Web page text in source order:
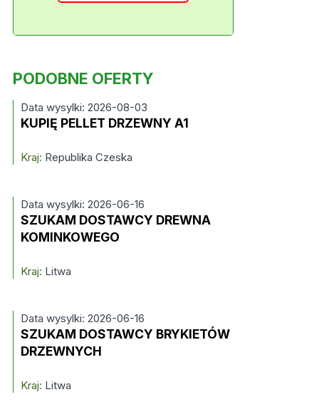
PODOBNE OFERTY
Data wysylki: 2026-08-03
KUPIĘ PELLET DRZEWNY A1
Kraj: Republika Czeska
Data wysylki: 2026-06-16
SZUKAM DOSTAWCY DREWNA
KOMINKOWEGO
Kraj: Litwa
Data wysylki: 2026-06-16
SZUKAM DOSTAWCY BRYKIETÓW
DRZEWNYCH
Kraj: Litwa